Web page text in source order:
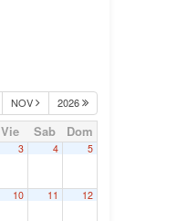
NOV 2026
Vie Sab Dom
3 4 5
10 11 12